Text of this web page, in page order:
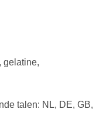
gelatine,
talen: NL, DE, GB,